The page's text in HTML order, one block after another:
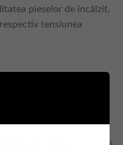
pieselor de încălzit,
tensiunea